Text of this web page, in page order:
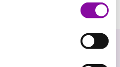
användning av kakor
enligt ovan, inte att ske,
för att hemsidan